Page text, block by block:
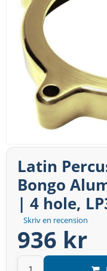
Skriv en recension
Latin
Bongo
| 4 hole,
936 kr